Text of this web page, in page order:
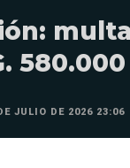
580.000
JULIO DE 2026 23:06